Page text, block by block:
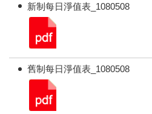
新制每日淨值表_1080508
舊制每日淨值表_1080508